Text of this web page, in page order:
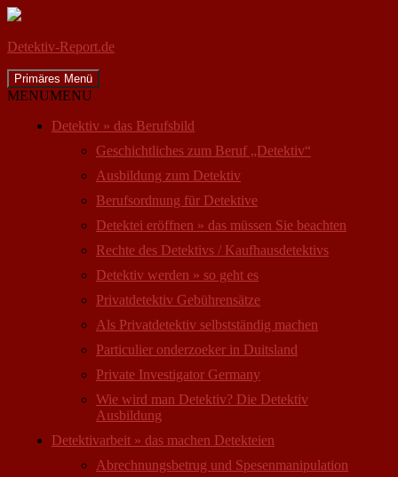
Detektiv-Report.de
Suchen
Primäres Menü
Inhalt
MENUMENU
Detektiv » das Berufsbild
Geschichtliches zum Beruf „Detektiv“
Ausbildung zum Detektiv
Berufsordnung für Detektive
Detektei eröffnen » das müssen Sie beachten
Rechte des Detektivs / Kaufhausdetektivs
Detektiv werden » so geht es
Privatdetektiv Gebührensätze
Als Privatdetektiv selbstständig machen
Particulier onderzoeker in Duitsland
Private Investigator Germany
Wie wird man Detektiv? Die Detektiv
Ausbildung
Detektivarbeit » das machen Detekteien
Abrechnungsbetrug und Spesenmanipulation